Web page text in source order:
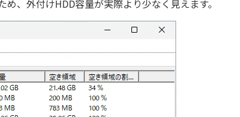
、外付けHDD容量が実際より少なく見えます。